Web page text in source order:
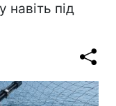
навіть під